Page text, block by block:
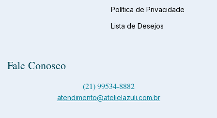
Política de Privacidade
Lista de Desejos
Fale Conosco
(21) 99534-8882
atendimento@atelielazuli.com.br